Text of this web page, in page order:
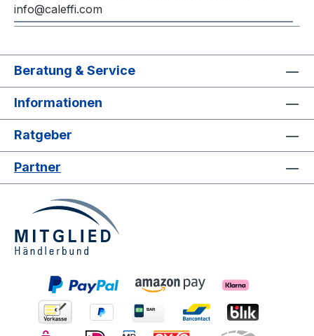
info@caleffi.com
Beratung & Service
Informationen
Ratgeber
Partner